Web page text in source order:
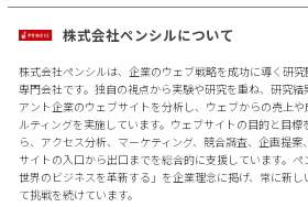
株式会社ペンシルについて
株式会社ペンシルは、企業のウェブ戦略を成功に導く研
専門会社です。独自の視点から実験や研究を重ね、研究
アント企業のウェブサイトを分析し、ウェブからの売上
ルティングを実施しています。ウェブサイトの目的と目
ら、アクセス分析、マーケティング、競合調査、企画提
サイトの入口から出口までを総合的に支援しています。
世界のビジネスを革新する」を企業理念に掲げ、常に新
て挑戦を続けています。